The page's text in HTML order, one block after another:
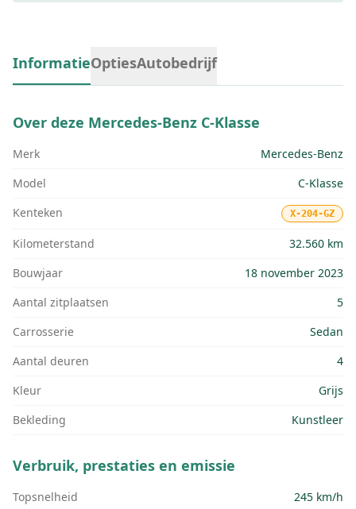
InformatieOptiesAutobedrijf
Over deze Mercedes-Benz C-Klasse
Merk
Mercedes-Benz
Model
C-Klasse
Kenteken
X-204-GZ
Kilometerstand
32.560 km
Bouwjaar
18 november 2023
Aantal zitplaatsen
5
Carrosserie
Sedan
Aantal deuren
4
Kleur
Grijs
Bekleding
Kunstleer
Verbruik, prestaties en emissie
Topsnelheid
245 km/h